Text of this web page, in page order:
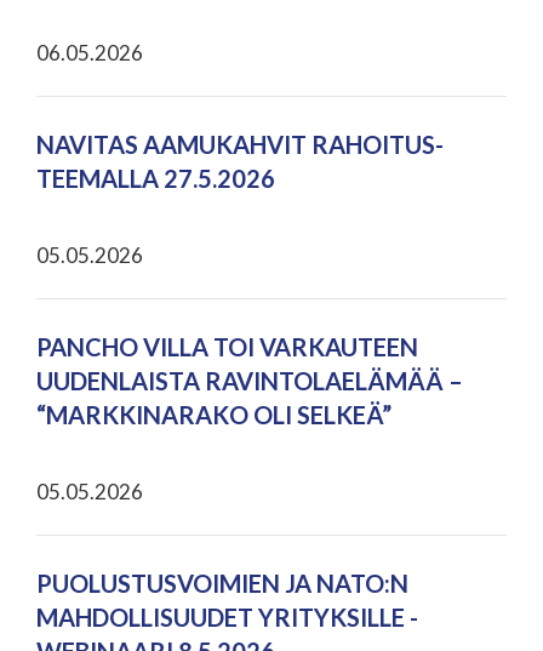
06.05.2026
NAVITAS AAMUKAHVIT RAHOITUS-
TEEMALLA 27.5.2026
05.05.2026
PANCHO VILLA TOI VARKAUTEEN
UUDENLAISTA RAVINTOLAELÄMÄÄ –
“MARKKINARAKO OLI SELKEÄ”
05.05.2026
PUOLUSTUSVOIMIEN JA NATO:N
MAHDOLLISUUDET YRITYKSILLE -